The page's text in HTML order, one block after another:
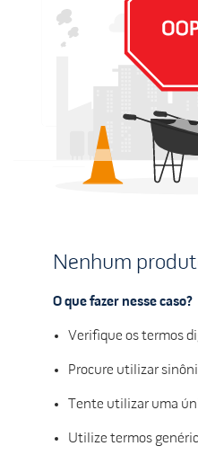
Nenhum
O que fazer nesse caso?
Verifique os termos
Procure utilizar
Tente utilizar uma
Utilize termos